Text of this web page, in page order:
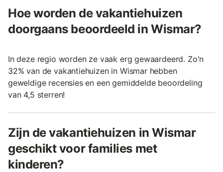
Hoe worden de vakantiehuizen
doorgaans beoordeeld in Wismar?
In deze regio worden ze vaak erg gewaardeerd. Zo'n
32% van de vakantiehuizen in Wismar hebben
geweldige recensies en een gemiddelde beoordeling
van 4,5 sterren!
Zijn de vakantiehuizen in Wismar
geschikt voor families met
kinderen?